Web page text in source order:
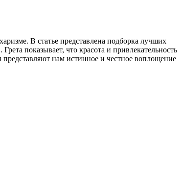
В статье представлена подборка лучших
показывает, что красота и привлекательность
представляют нам истинное и честное воплощение